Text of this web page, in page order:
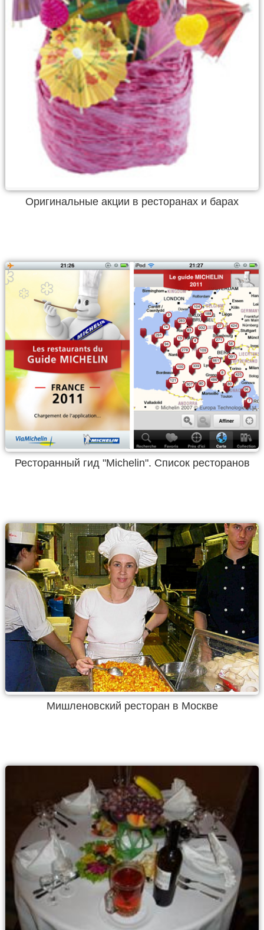
Оригинальные акции в ресторанах и барах
Ресторанный гид "Michelin". Список ресторанов
Мишленовский ресторан в Москве